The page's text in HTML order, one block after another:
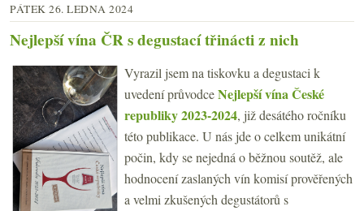
PÁTEK 26. LEDNA 2024
Nejlepší vína ČR s degustací třinácti z nich
Vyrazil jsem na tiskovku a degustaci k
uvedení průvodceNejlepší vína České
republiky 2023-2024, již desátého ročníku
této publikace. U nás jde o celkem unikátní
počin, kdy se nejedná o běžnou soutěž, ale
hodnocení zaslaných vín komisí prověřených
a velmi zkušených degustátorů s